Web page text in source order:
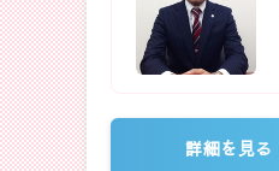
詳細を見る